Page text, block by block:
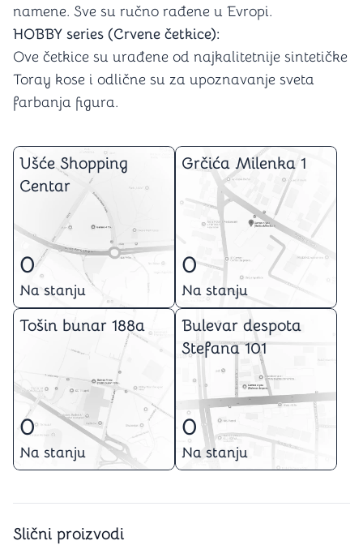
namene. Sve su ručno rađene u Evropi.
HOBBY series (Crvene četkice):
Ove četkice su urađene od najkalitetnije sintetičke
Toray kose i odlične su za upoznavanje sveta
farbanja figura.
Ušće Shopping
Centar
0
Na stanju
Grčića Milenka 1
0
Na stanju
Tošin bunar 188a
0
Na stanju
Bulevar despota
Stefana 101
0
Na stanju
Slični proizvodi